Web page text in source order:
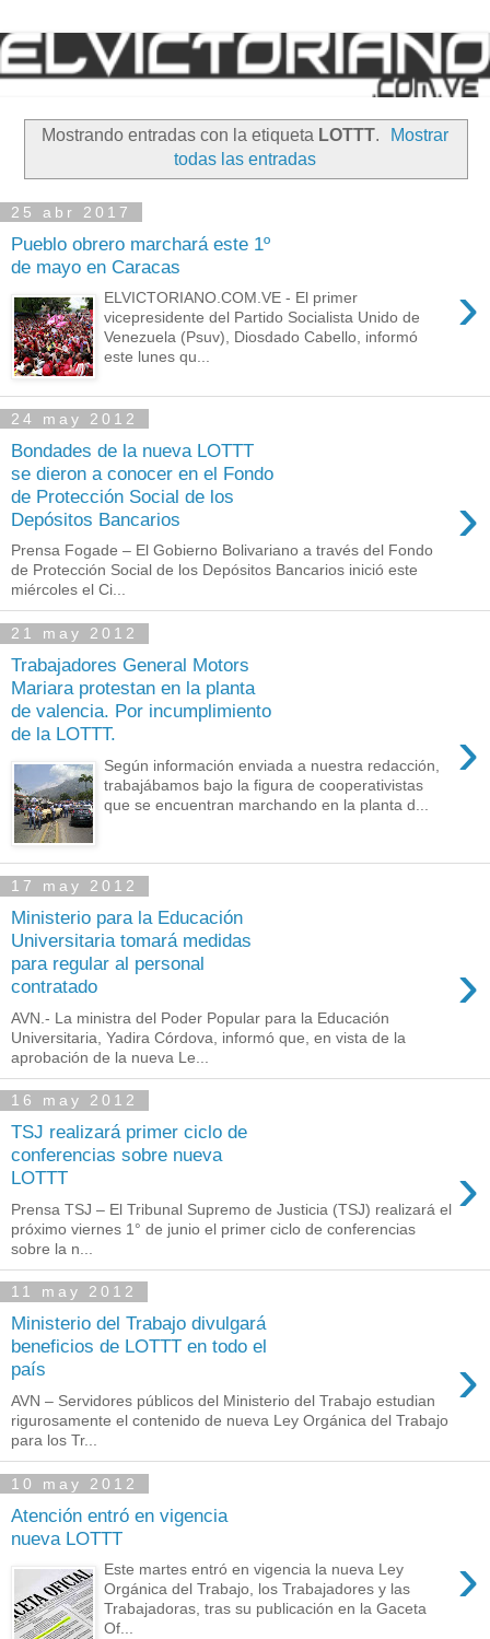
Mostrando entradas con la etiqueta LOTTT.
Mostrar
todas las entradas
25 abr 2017
Pueblo obrero marchará este 1º
de mayo en Caracas
›
ELVICTORIANO.COM.VE - El primer
vicepresidente del Partido Socialista Unido de
Venezuela (Psuv), Diosdado Cabello, informó
este lunes qu...
24 may 2012
Bondades de la nueva LOTTT
se dieron a conocer en el Fondo
de Protección Social de los
Depósitos Bancarios
›
Prensa Fogade – El Gobierno Bolivariano a través del Fondo
de Protección Social de los Depósitos Bancarios inició este
miércoles el Ci...
21 may 2012
Trabajadores General Motors
Mariara protestan en la planta
de valencia. Por incumplimiento
de la LOTTT.
›
Según información enviada a nuestra redacción,
trabajábamos bajo la figura de cooperativistas
que se encuentran marchando en la planta d...
17 may 2012
Ministerio para la Educación
Universitaria tomará medidas
para regular al personal
contratado
›
AVN.- La ministra del Poder Popular para la Educación
Universitaria, Yadira Córdova, informó que, en vista de la
aprobación de la nueva Le...
16 may 2012
TSJ realizará primer ciclo de
conferencias sobre nueva
LOTTT
›
Prensa TSJ – El Tribunal Supremo de Justicia (TSJ) realizará el
próximo viernes 1° de junio el primer ciclo de conferencias
sobre la n...
11 may 2012
Ministerio del Trabajo divulgará
beneficios de LOTTT en todo el
país
›
AVN – Servidores públicos del Ministerio del Trabajo estudian
rigurosamente el contenido de nueva Ley Orgánica del Trabajo
para los Tr...
10 may 2012
Atención entró en vigencia
nueva LOTTT
›
Este martes entró en vigencia la nueva Ley
Orgánica del Trabajo, los Trabajadores y las
Trabajadoras, tras su publicación en la Gaceta
Of...